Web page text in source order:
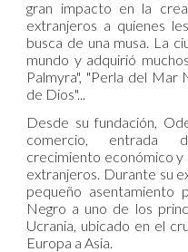
gran impacto en la
extranjeros a quienes
busca de una musa. La
mundo y adquirió
Palmyra", "Perla del Mar
de Dios"...
Desde su fundación,
comercio, entrada
crecimiento económico y
extranjeros. Durante su
pequeño
Negro a uno de los
Ucrania, ubicado en el
Europa a Asia.